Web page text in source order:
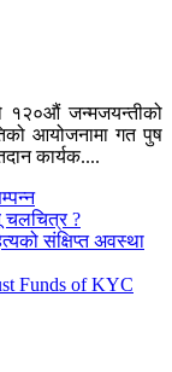
१२०औं जन्मजयन्तीको
आयोजनामा गत पुष
कार्यक....
चलचित्र ?
संक्षिप्त अवस्था
Funds of KYC